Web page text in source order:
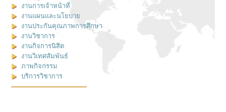
งานการเจ้าหน้าที่
งานแผนและนโยบาย
งานประกันคุณภาพการศึกษา
งานวิชาการ
งานกิจการนิสิต
งานวิเทศสัมพันธ์
ภาพกิจกรรม
บริการวิชาการ